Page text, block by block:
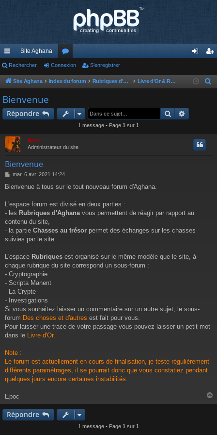
cc
ès
ra
pi
Site Aghana
or
u
s
ne nr
Rechercher Connexion S’enregistrer
Site Aghana Index du forum Rubriques d'Aghana Livre d'Or & Règlement du forum
Bienvenue
Répondre Rechercher
1 message • Page 1 sur 1
Epoc
Administrateur du site
Bienvenue
M
s
a
mar. 6 avr. 2021 14:24
Bienvenue à tous sur le tout nouveau forum d'Aghana.
L'espace forum est divisé en deux parties :
- les Rubriques d'Aghana vous permettent de réagir par rapport au
contenu du site,
- la partie Chasses au trésor permet des échanges sur les chasses
suivies par le site.
L'espace Rubriques est organisé sur le même modèle que le site, à
chaque rubrique du site correspond un sous-forum :
- Cryptographie
- Scripta Manent
- La Crypte
- Investigations
Si vous souhaitez laisser un commentaire sur un autre sujet, le sous-
forum Des choses et d'autres est fait pour vous.
Pour laisser une trace de votre passage vous pouvez laisser un petit mot
dans le Livre d'Or.
Note :
Le forum est actuellement en cours de finalisation, je teste régulièrement
différents paramétrages, il se pourrait donc que vous constatiez pendant
quelques jours encore certaines instabilités.
Epoc
a
Répondre
1 message • Page 1 sur 1